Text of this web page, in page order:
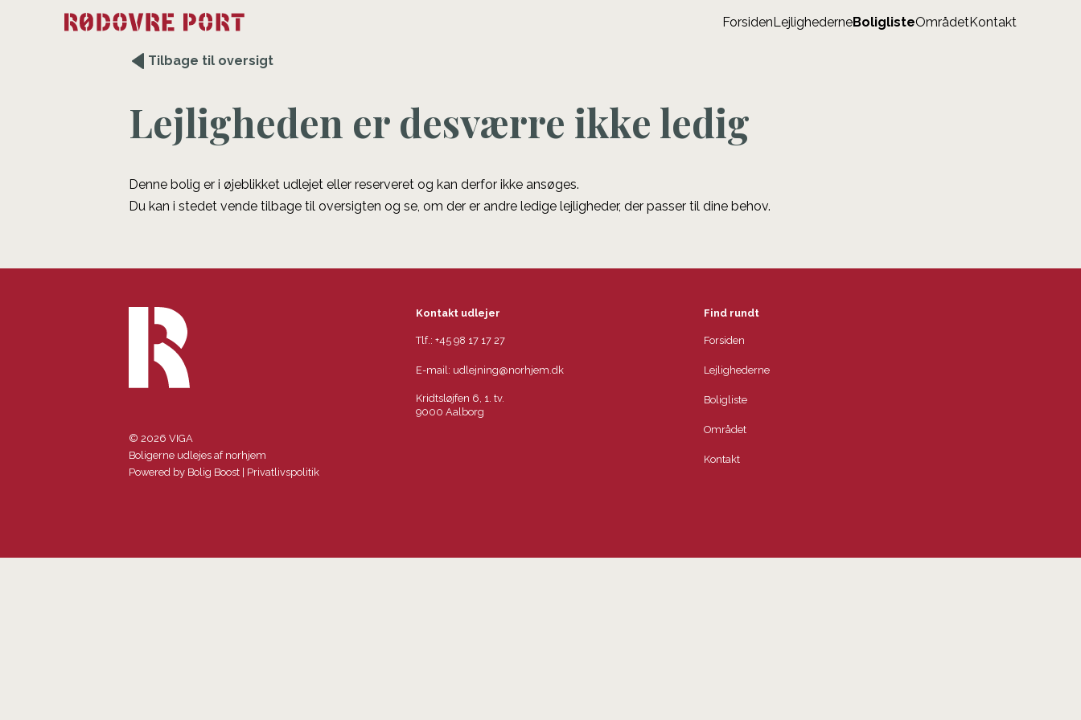
ForsidenLejlighederneBoliglisteOmrådetKontakt
Tilbage til oversigt
Lejligheden er desværre ikke ledig
Denne bolig er i øjeblikket udlejet eller reserveret og kan derfor ikke ansøges.
Du kan i stedet vende tilbage til oversigten og se, om der er andre ledige lejligheder, der passer til dine behov.
© 2026 VIGA
Boligerne udlejes af norhjem
Powered by Bolig Boost Privatlivspolitik
Kontakt udlejer
Tlf.:+45 98 17 17 27
E-mail: udlejning@norhjem.dk
Kridtsløjfen 6, 1. tv.
9000 Aalborg
Find rundt
Forsiden
Lejlighederne
Boligliste
Området
Kontakt